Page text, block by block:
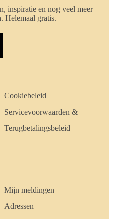
inspiratie en nog veel meer
Helemaal gratis.
Cookiebeleid
Servicevoorwaarden &
Terugbetalingsbeleid
Mijn meldingen
Adressen